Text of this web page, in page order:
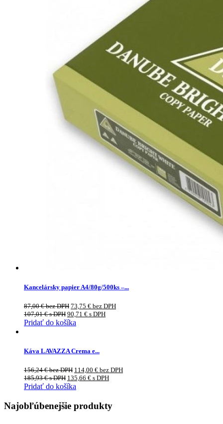
Kancelársky papier A4/80g/500ks –...
87,00€bez DPH 73,75 € bez DPH
107,01€s DPH 90,71 € s DPH
Pridať do košíka
Káva LAVAZZA Crema e...
156,24€bez DPH 114,00 € bez DPH
185,93€s DPH 135,66 € s DPH
Pridať do košíka
Najobľúbenejšie produkty